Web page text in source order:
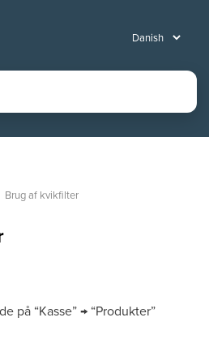
Brug af kvikfilter
på “Kasse” → “Produkter”